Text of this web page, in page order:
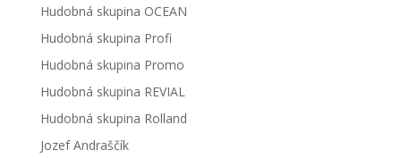
Hudobná skupina OCEAN
Hudobná skupina Profi
Hudobná skupina Promo
Hudobná skupina REVIAL
Hudobná skupina Rolland
Jozef Andraščík